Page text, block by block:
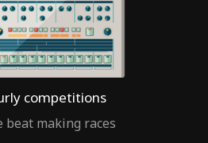
competitions
beat making races